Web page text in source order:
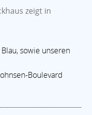
zeigt in
sowie unseren
Boulevard